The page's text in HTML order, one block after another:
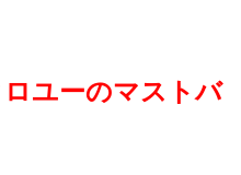
ユーのマストバ